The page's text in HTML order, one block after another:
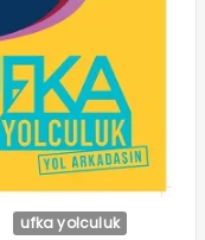
ufka yolculuk